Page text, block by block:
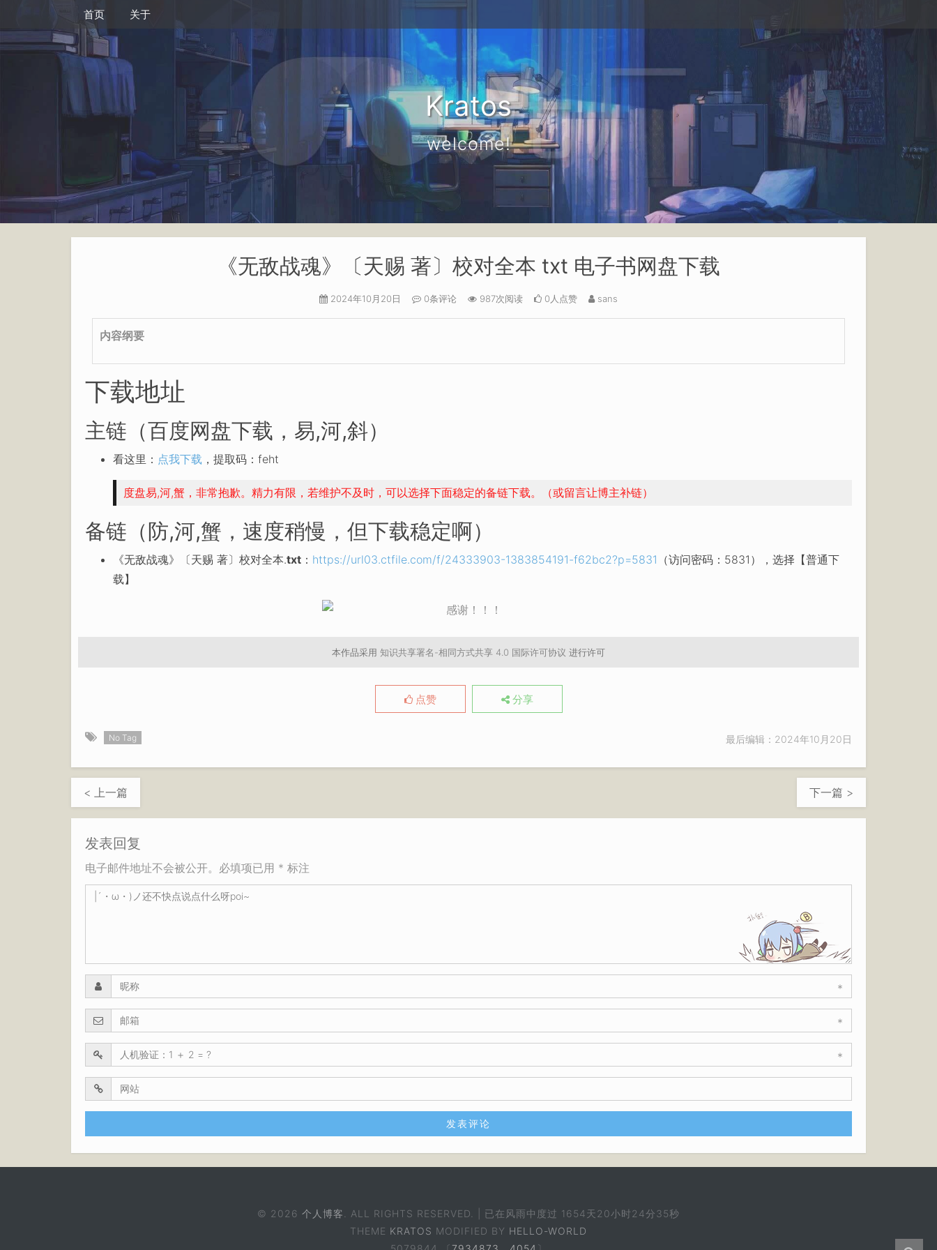
首页 关于
Kratos
welcome!
《无敌战魂》〔天赐 著〕校对全本 txt 电子书网盘下载
2024年10月20日 0条评论 987次阅读 0人点赞 sans
内容纲要
下载地址
主链（百度网盘下载，易,河,斜）
看这里： 点我下载 ，提取码：feht
度盘易,河,蟹，非常抱歉。精力有限，若维护不及时，可以选择下面稳定的备链下载。（或留言让博主补链）
备链（防,河,蟹，速度稍慢，但下载稳定啊）
《无敌战魂》〔天赐 著〕校对全本.txt ： https://url03.ctfile.com/f/24333903-1383854191-f62bc2?p=5831 （访问密码：5831），选择【普通下
载】
本作品采用 知识共享署名-相同方式共享 4.0 国际许可协议 进行许可
点赞 分享
No Tag 最后编辑：2024年10月20日
< 上一篇 下一篇 >
发表回复
电子邮件地址不会被公开。必填项已用 * 标注
*
*
*
© 2026 个人博客 . ALL RIGHTS RESERVED. | 已在风雨中度过 1654天20小时24分35秒
THEME KRATOS MODIFIED BY HELLO-WORLD